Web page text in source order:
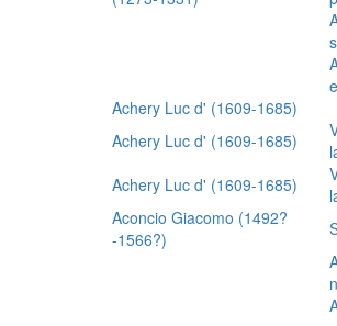
Achery Luc d' (1609-1685)
Achery Luc d' (1609-1685)
Achery Luc d' (1609-1685)
Aconcio Giacomo (1492?
-1566?)